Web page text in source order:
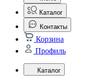
Каталог
Контакты
Корзина
Профиль
Каталог